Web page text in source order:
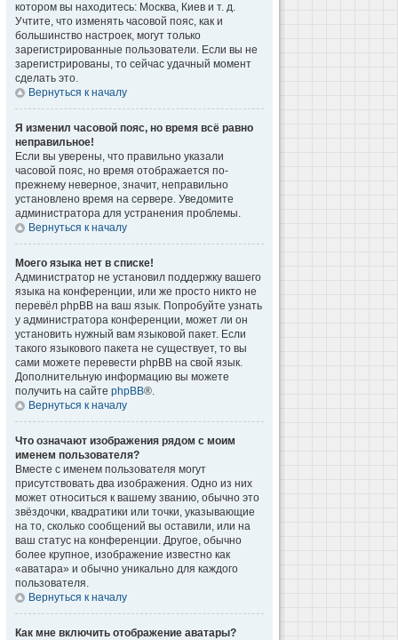
котором вы находитесь: Москва, Киев и т. д.
Учтите, что изменять часовой пояс, как и
большинство настроек, могут только
зарегистрированные пользователи. Если вы не
зарегистрированы, то сейчас удачный момент
сделать это.
Вернуться к началу
Я изменил часовой пояс, но время всё равно
неправильное!
Если вы уверены, что правильно указали
часовой пояс, но время отображается по-
прежнему неверное, значит, неправильно
установлено время на сервере. Уведомите
администратора для устранения проблемы.
Вернуться к началу
Моего языка нет в списке!
Администратор не установил поддержку вашего
языка на конференции, или же просто никто не
перевёл phpBB на ваш язык. Попробуйте узнать
у администратора конференции, может ли он
установить нужный вам языковой пакет. Если
такого языкового пакета не существует, то вы
сами можете перевести phpBB на свой язык.
Дополнительную информацию вы можете
получить на сайте phpBB®.
Вернуться к началу
Что означают изображения рядом с моим
именем пользователя?
Вместе с именем пользователя могут
присутствовать два изображения. Одно из них
может относиться к вашему званию, обычно это
звёздочки, квадратики или точки, указывающие
на то, сколько сообщений вы оставили, или на
ваш статус на конференции. Другое, обычно
более крупное, изображение известно как
«аватара» и обычно уникально для каждого
пользователя.
Вернуться к началу
Как мне включить отображение аватары?